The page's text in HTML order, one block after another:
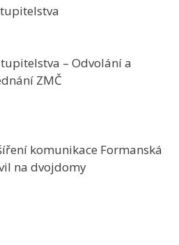
– Odvolání a
ZMČ
komunikace Formanská
na dvojdomy